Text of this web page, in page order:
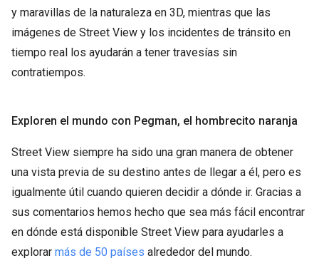
y maravillas de la naturaleza en 3D, mientras que las
imágenes de Street View y los incidentes de tránsito en
tiempo real los ayudarán a tener travesías sin
contratiempos.
Exploren el mundo con Pegman, el hombrecito naranja
Street View siempre ha sido una gran manera de obtener
una vista previa de su destino antes de llegar a él, pero es
igualmente útil cuando quieren decidir a dónde ir. Gracias a
sus comentarios hemos hecho que sea más fácil encontrar
en dónde está disponible Street View para ayudarles a
explorar más de 50 países alrededor del mundo.